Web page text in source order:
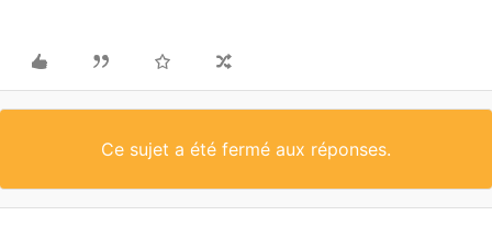
Ce sujet a été fermé aux réponses.